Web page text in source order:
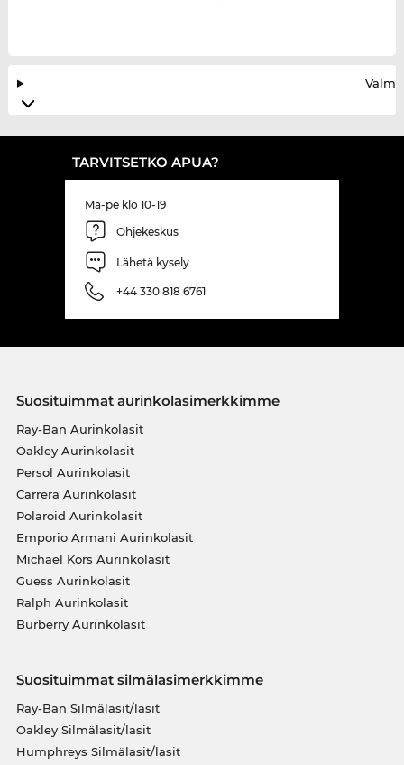
TARVITSETKO APUA?
Ma-pe klo 10-19
Ohjekeskus
Lähetä kysely
+44 330 818 6761
Suosituimmat aurinkolasimerkkimme
Ray-Ban Aurinkolasit
Oakley Aurinkolasit
Persol Aurinkolasit
Carrera Aurinkolasit
Polaroid Aurinkolasit
Emporio Armani Aurinkolasit
Michael Kors Aurinkolasit
Guess Aurinkolasit
Ralph Aurinkolasit
Burberry Aurinkolasit
Suosituimmat silmälasimerkkimme
Ray-Ban Silmälasit/lasit
Oakley Silmälasit/lasit
Humphreys Silmälasit/lasit